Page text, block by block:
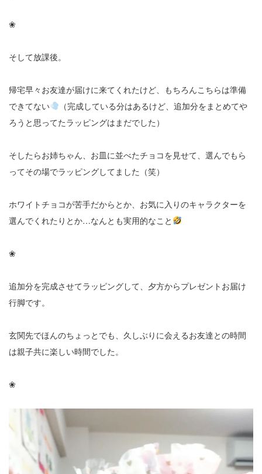
❀
そして放課後。
帰宅早々お友達が届けに来てくれたけど、もちろんこちらは準備
できてない
（完成している分はあるけど、追加分をまとめてや
ろうと思ってたラッピングはまだでした）
そしたらお姉ちゃん、お皿に並べたチョコを見せて、選んでもら
ってその場でラッピングしてました（笑）
ホワイトチョコが苦手だからとか、お気に入りのキャラクターを
選んでくれたりとか…なんとも実用的なこと
❀
追加分を完成させてラッピングして、夕方からプレゼントお届け
行脚です。
玄関先でほんのちょっとでも、久しぶりに会えるお友達との時間
は親子共に楽しい時間でした。
❀